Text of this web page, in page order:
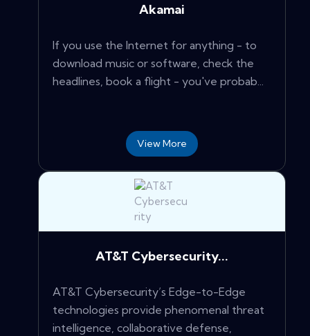
Akamai
If you use the Internet for anything - to
download music or software, check the
headlines, book a flight - you've probab...
View More
AT&T Cybersecurity...
AT&T Cybersecurity’s Edge-to-Edge
technologies provide phenomenal threat
intelligence, collaborative defense,